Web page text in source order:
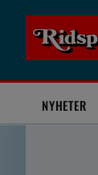
NYHETER